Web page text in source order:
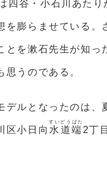
四谷 ・ 小石川 あたり
膨らませている。
とを漱石先生が知
思うのである。
デルとなったのは、
区小日向 水道端
すいどうばた
2丁